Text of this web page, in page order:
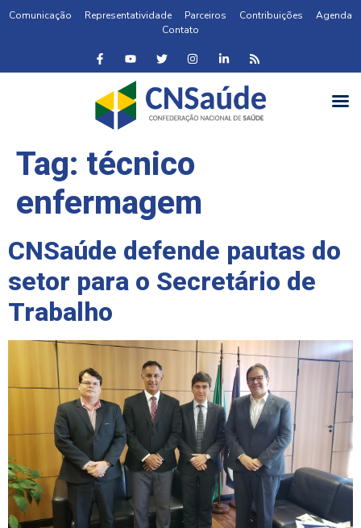
Comunicação Representatividade Parceiros Contribuições
Agenda
Contato
Tag: técnico
enfermagem
CNSaúde defende pautas do
setor para o Secretário de
Trabalho